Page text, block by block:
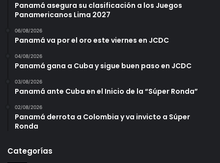
Panamá asegura su clasificación a los Juegos
Panamericanos Lima 2027
06/08/2026
Panamá va por el oro este viernes en JCDC
04/08/2026
Panamá gana a Cuba y sigue buen paso en JCDC
03/08/2026
Panamá ante Cuba en el Inicio de la “Súper Ronda”
02/08/2026
Panamá derrota a Colombia y va invicto a Súper
Ronda
Categorías